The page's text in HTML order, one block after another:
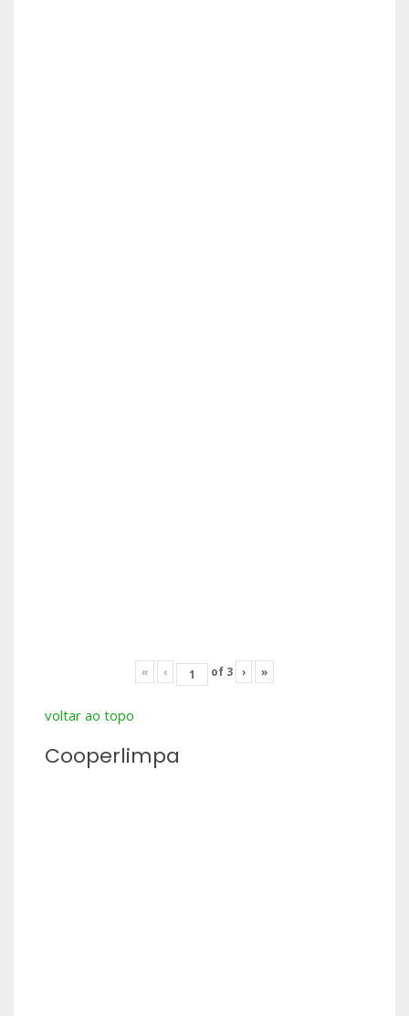
« ‹ of 3 › »
voltar ao topo
Cooperlimpa